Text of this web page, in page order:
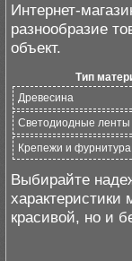
Интернет-
разнообразие
объект.
Тип
Древесина
Светодиодные ленты
Крепежи и фурнитура
Выбирайте
красивой, но и